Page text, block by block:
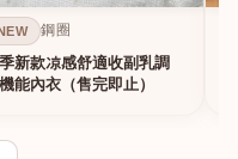
鋼圈
新款凉感舒適收副乳調
能內衣（售完即止）